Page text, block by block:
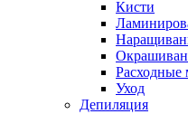
Кисти
Расходные
Уход
Депиляция